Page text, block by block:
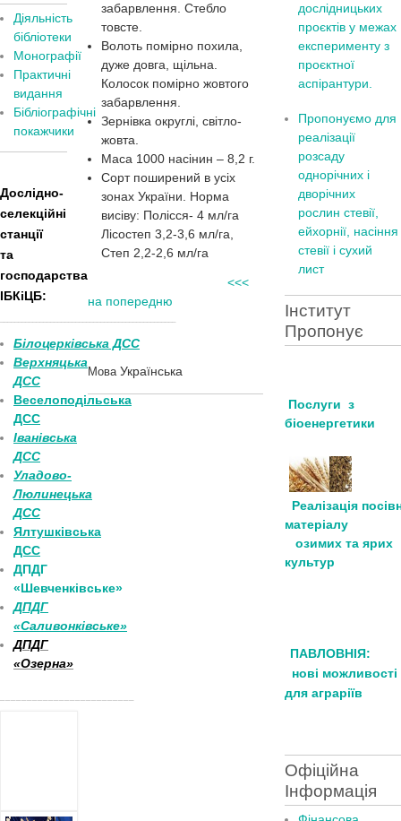
забарвлення. Стебло
товсте.
Волоть помірно похила,
дуже довга, щільна.
Колосок помірно жовтого
забарвлення.
Зернівка округлі, світло-
жовта.
Маса 1000 насінин – 8,2 г.
Сорт поширений в усіх
зонах України. Норма
висіву: Полісся- 4 мл/га
Лісостеп 3,2-3,6 мл/га,
Степ 2,2-2,6 мл/га
<<<
на попередню
МоваУкраїнська
Діяльність
бібліотеки
Монографії
Практичні
видання
Бібліографічні
покажчики
Дослідно-
селекційні
станції
та
господарства
ІБКіЦБ:
Білоцерківська ДСС
Верхняцька
ДСС
Веселоподільська
ДСС
Іванівська
ДСС
Уладово-
Люлинецька
ДСС
Ялтушківська
ДСС
ДПДГ
«Шевченківське»
ДПДГ
«Саливонківське»
ДПДГ
«Озерна»
дослідницьких
проєктів у межах
експерименту з
проєктної
аспірантури.
Пропонуємо для
реалізації
розсаду
однорічних і
дворічних
рослин стевії,
ейхорнії, насіння
стевії і сухий
лист
Інститут
Пропонує
Послуги з
біоенергетики
Реалізація
матеріалу
озимих та ярих
культур
ПАВЛОВНІЯ:
нові можливості
для аграріїв
Офіційна
Інформація